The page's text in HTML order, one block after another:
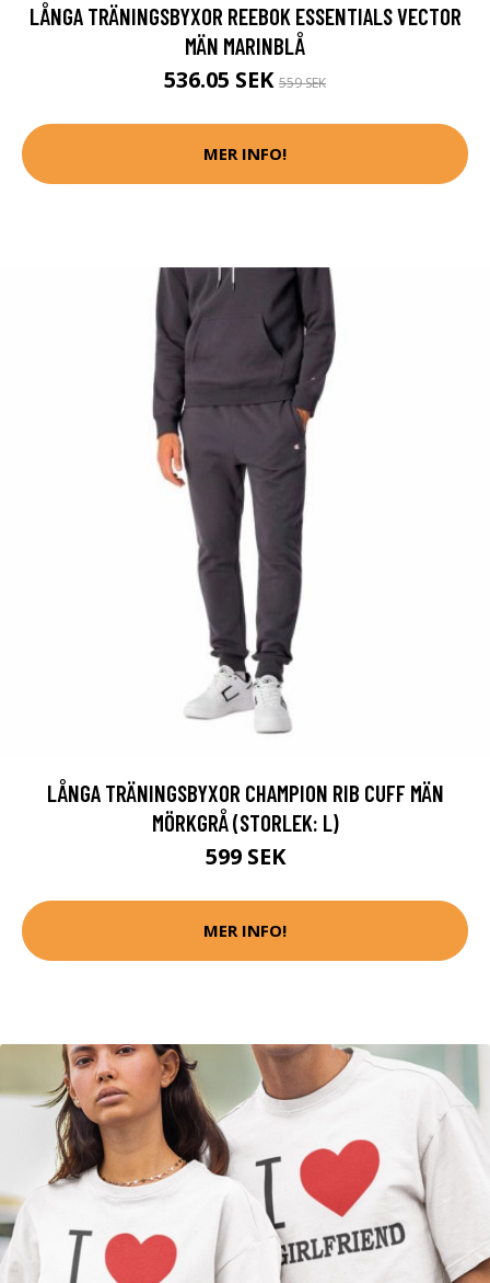
LÅNGA TRÄNINGSBYXOR REEBOK ESSENTIALS VECTOR
MÄN MARINBLÅ
536.05 SEK 559 SEK
MER INFO!
LÅNGA TRÄNINGSBYXOR CHAMPION RIB CUFF MÄN
MÖRKGRÅ (STORLEK: L)
599 SEK
MER INFO!